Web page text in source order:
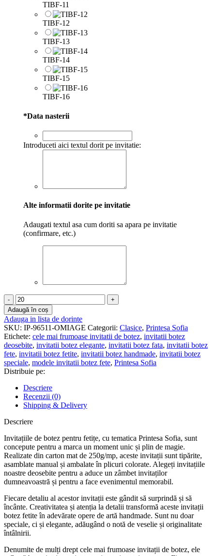
TIBF-11
TIBF-12
TIBF-13
TIBF-14
TIBF-15
TIBF-16
*Data nasterii
Introduceti aici textul dorit pe invitatie:
Alte informatii dorite pe invitatie
Adaugati textul asa cum doriti sa apara pe invitatie
(confirmare, etc.)
Cantitate
Invitatii
botez
Printesa
Sofia
cu
plic
Lila
-
Clasice
-
IBC-
01
Adaugă în coș
Adauga in lista de dorinte
SKU: IP-96511-OMIAGE Categorii: Clasice, Printesa Sofia
Etichete: cele mai frumoase invitatii de botez, invitatii botez
deosebite, invitatii botez elegante, invitatii botez fata, invitatii botez
fete, invitatii botez fetite, invitatii botez handmade, invitatii botez
speciale, modele invitatii botez fete, Printesa Sofia
Distribuie pe:
Descriere
Recenzii (0)
Shipping & Delivery
Descriere
Invitațiile de botez pentru fetițe, cu tematica Printesa Sofia, sunt
concepute pentru a marca un moment unic și plin de magie.
Realizate din carton mat de 250g/mp, aceste invitații sunt tipărite,
asamblate manual și ambalate în plicuri colorate. Alegeți invitațiile
noastre deosebite pentru a aduce un zâmbet invitaților
dumneavoastră și pentru a face evenimentul memorabil.
Fiecare detaliu al acestor invitații este gândit să surprindă și să
încânte. Creativitatea și atenția la detalii transformă aceste invitații
botez fetite în adevărate opere de artă handmade. Sunt nu doar
speciale, ci și elegante, adăugând o notă de veselie și originalitate
întâlnirii.
Denumite de mulți drept cele mai frumoase invitații de botez, ele